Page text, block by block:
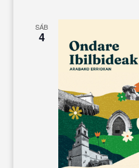
SÁB
4